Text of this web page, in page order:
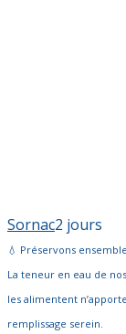
Sornac2 jours
💧 Préservons
La teneur en eau de
les alimentent
remplissage serein.